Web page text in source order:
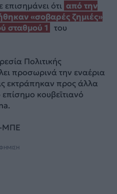
επισημάνει ότι από την
«σοβαρές ζημιές»
σταθμού 1
του
Πολιτικής
προσωρινά την εναέρια
εκτράπηκαν προς άλλα
κουβεϊτιανό
ΜΠΕ